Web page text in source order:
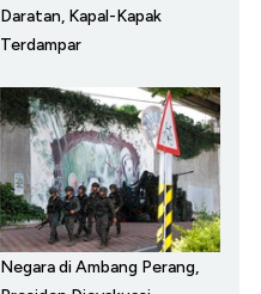
Daratan, Kapal-Kapak
Terdampar
Negara di Ambang Perang,